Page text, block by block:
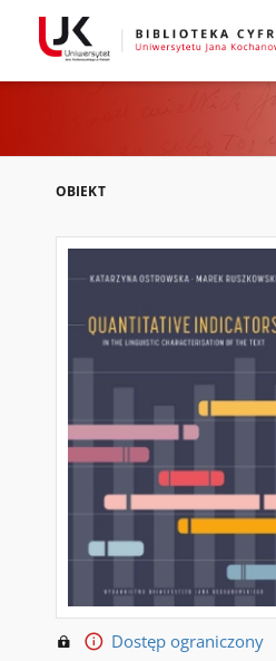
OBIEKT
Dostęp ograniczony